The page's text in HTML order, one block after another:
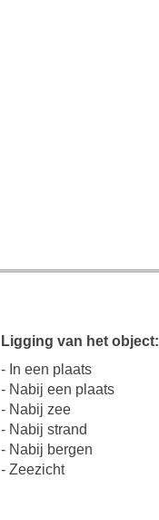
Ligging van het object:
- In een plaats
- Nabij een plaats
- Nabij zee
- Nabij strand
- Nabij bergen
- Zeezicht